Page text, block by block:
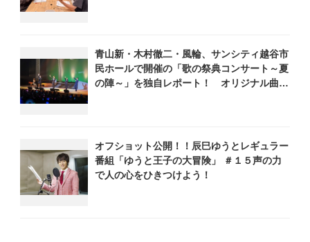
青山新・木村徹二・風輪、サンシティ越谷市
民ホールで開催の「歌の祭典コンサート～夏
の陣～」を独自レポート！ オリジナル曲か
オフショット公開！！辰巳ゆうとレギュラー
番組「ゆうと王子の大冒険」 ＃１５声の力
で人の心をひきつけよう！